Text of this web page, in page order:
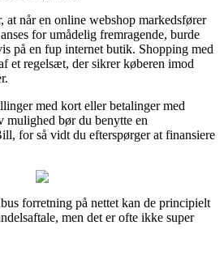
når en online webshop markedsfører
for umådelig fremragende, burde
på en fup internet butik. Shopping med
et regelsæt, der sikrer køberen imod
med kort eller betalinger med
mulighed bør du benytte en
for så vidt du efterspørger at finansiere
forretning på nettet kan de principielt
men det er ofte ikke super